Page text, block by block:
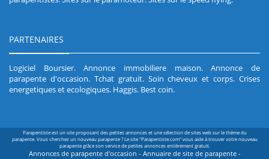
PARTENAIRES
Logiciel Boursier.Annonce immobiliere maison.Annonce de
parapente d'occasion. Tchat gratuit. Soin cheveux et corps. Crises
energetiques et ecologiques. Haggis. Best coin.
Parapentiste est un site proposant des petites annonces et une sélection de sites web sur le thème du
parapente. Vous cherchez un nouveau parapente ? Le site "Parapentiste.com" vous aide à trouver votre nouveau
parapente grâce son service de petites annonces entièrement gratuit.
Annonces de parapente d'occasion - Annuaire de site de parapente -